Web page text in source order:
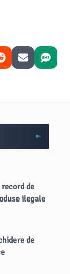
de
ilegale
de